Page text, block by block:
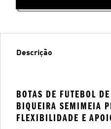
Descrição
BOTAS DE FUTEBOL
BIQUEIRA SEMIMEIA
FLEXIBILIDADE E